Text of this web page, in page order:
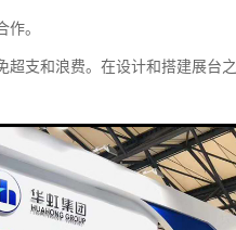
。
超支和浪费。在设计和搭建展台之